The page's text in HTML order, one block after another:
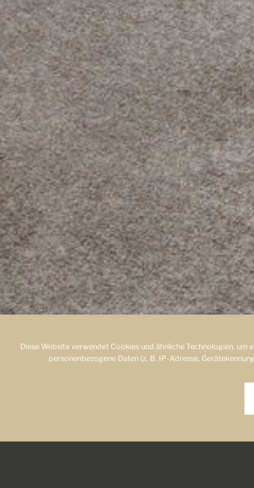
Diese Website verwendet Cookies und ähnliche Technologien,
personenbezogene Daten (z. B. IP-Adresse,